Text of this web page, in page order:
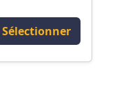
Sélectionner